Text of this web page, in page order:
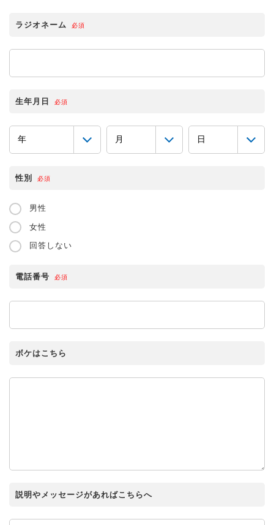
ラジオネーム 必須
生年月日 必須
性別 必須
男性
女性
回答しない
電話番号 必須
ボケはこちら
説明やメッセージがあればこちらへ